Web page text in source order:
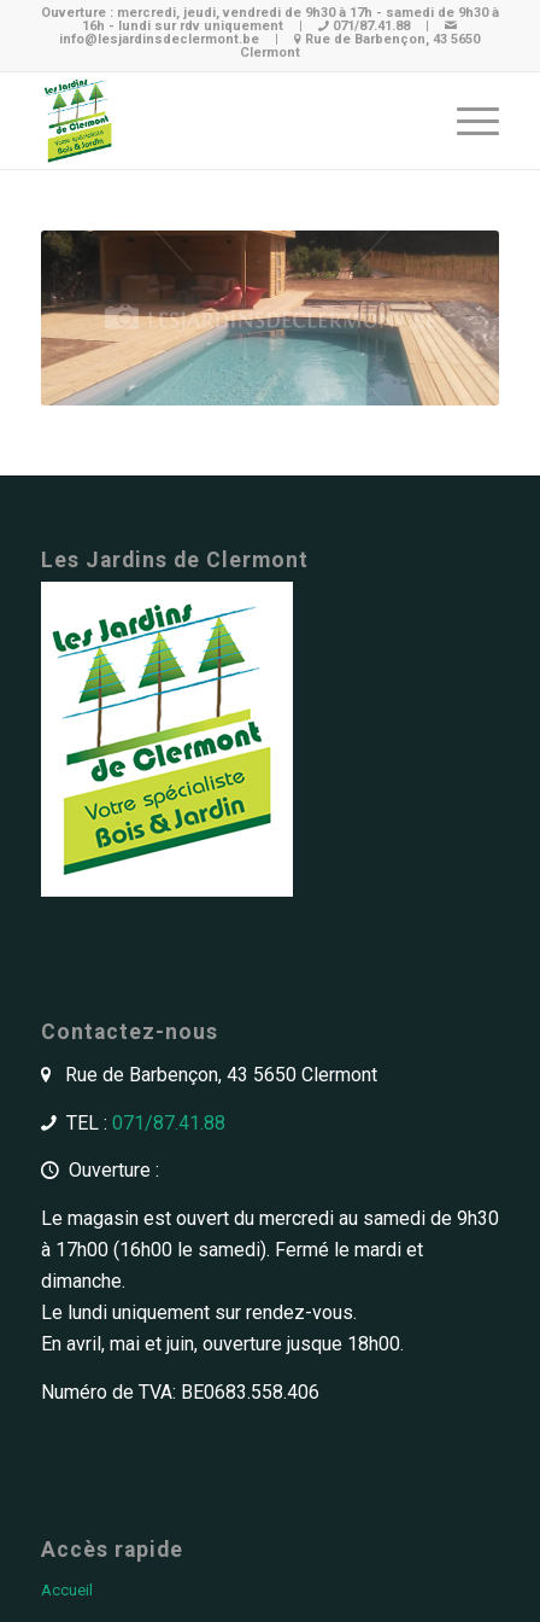
Ouverture : mercredi, jeudi, vendredi de 9h30 à 17h - samedi de 9h30 à
16h - lundi sur rdv uniquement
| 071/87.41.88
|
info@lesjardinsdeclermont.be
|
Rue de Barbençon, 43 5650
Clermont
Les Jardins de Clermont
Contactez-nous
Rue de Barbençon, 43 5650 Clermont
TEL : 071/87.41.88
Ouverture :
Le magasin est ouvert du mercredi au samedi de 9h30
à 17h00 (16h00 le samedi). Fermé le mardi et
dimanche.
Le lundi uniquement sur rendez-vous.
En avril, mai et juin, ouverture jusque 18h00.
Numéro de TVA: BE0683.558.406
Accès rapide
Accueil